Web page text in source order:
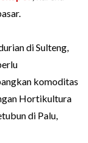
di Sulteng,
komoditas
Hortikultura
di Palu,